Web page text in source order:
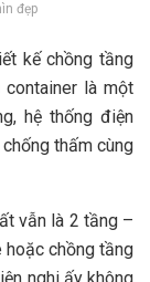
đẹp
kế chồng tầng
container là một
hệ thống điện
thấm cùng
vẫn là 2 tầng –
hoặc chồng tầng